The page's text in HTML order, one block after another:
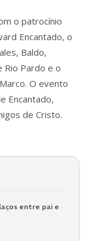
o patrocínio
Encantado, o
Baldo,
Rio Pardo e o
O evento
Encantado,
de Cristo.
entre pai e